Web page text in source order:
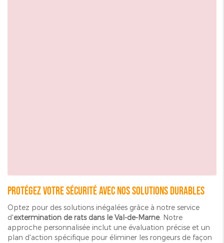
Protégez votre sécurité avec nos solutions durables
Optez pour des solutions inégalées grâce à notre service
d'extermination de rats dans le Val-de-Marne. Notre
approche personnalisée inclut une évaluation précise et un
plan d'action spécifique pour éliminer les rongeurs de façon